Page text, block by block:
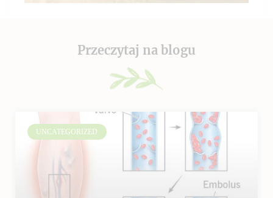
Przeczytaj na blogu
UNCATEGORIZED